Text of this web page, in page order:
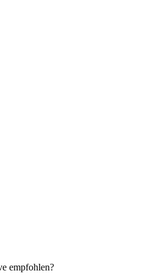
empfohlen?